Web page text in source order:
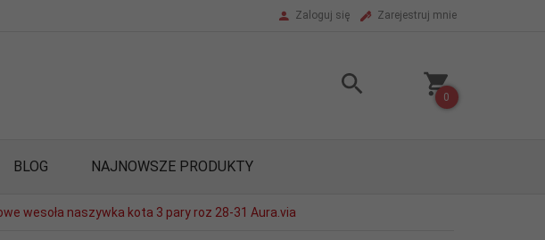
Zaloguj się Zarejestruj mnie
0
BLOG NAJNOWSZE PRODUKTY
wesoła naszywka kota 3 pary roz 28-31 Aura.via